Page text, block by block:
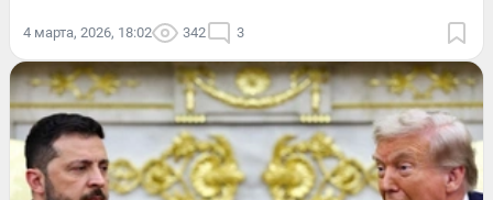
4 марта, 2026, 18:02 342 3